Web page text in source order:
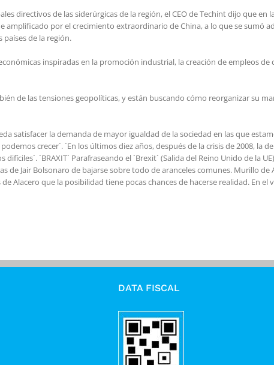
directivos de las siderúrgicas de la región, el CEO de Techint dijo que en
por el crecimiento extraordinario de China, a lo que se sumó
de la región.
inspiradas en la promoción industrial, la creación de empleos de
de las tensiones geopolíticas, y están buscando cómo reorganizar su
satisfacer la demanda de mayor igualdad de la sociedad en las que
crecer`. `En los últimos diez años, después de la crisis de 2008, la
`BRAXIT` Parafraseando el `Brexit` (Salida del Reino Unido de la
Jair Bolsonaro de bajarse sobre todo de aranceles comunes. Murillo de
que la posibilidad tiene pocas chances de hacerse realidad. En el
DATA FISCAL